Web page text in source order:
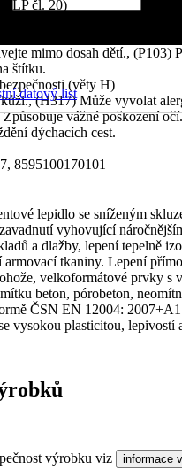
čl. 20)
(preventivní prohlášení -
mimo dosah dětí., (P103)
štítku.
(věty H)
(H317) Může vyvolat
vážné poškození
dýchacích cest.
8595100170101
datový list
lepidlo se sníženým
vyhovující
a dlažby, lepení tepelně
armovací tkaniny. Lepení
velkoformátové prvky s
beton, pórobeton,
ČSN EN 12004:
vysokou plasticitou, lepivostí
výrobku viz informace